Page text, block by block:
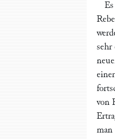
sehr
von
man